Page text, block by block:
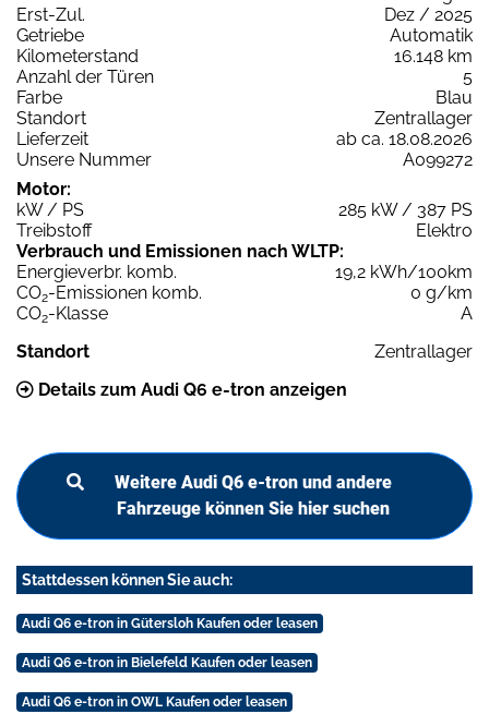
Erst-Zul.
Dez / 2025
Getriebe
Automatik
Kilometerstand
16.148 km
Anzahl der Türen
5
Farbe
Blau
Standort
Zentrallager
Lieferzeit
ab ca. 18.08.2026
Unsere Nummer
A099272
Motor:
kW / PS
285 kW / 387 PS
Treibstoff
Elektro
Verbrauch und Emissionen nach WLTP:
Energieverbr. komb.
19,2 kWh/100km
CO2-Emissionen komb.
0 g/km
CO2-Klasse
A
Standort
Zentrallager
Details zum Audi Q6 e-tron anzeigen
Weitere Audi Q6 e-tron und andere
Fahrzeuge können Sie hier suchen
Stattdessen können Sie auch:
Audi Q6 e-tron in Gütersloh Kaufen oder leasen
Audi Q6 e-tron in Bielefeld Kaufen oder leasen
Audi Q6 e-tron in OWL Kaufen oder leasen